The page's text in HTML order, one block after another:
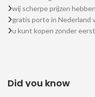
wij scherpe prijzen
gratis porto in Nederland
u kunt kopen zonder
Did you know